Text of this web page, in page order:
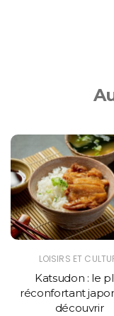
LOISIRS ET
Katsudon : le
réconfortant
découvrir